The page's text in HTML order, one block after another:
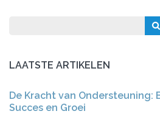
LAATSTE ARTIKELEN
De Kracht van Ondersteuning:
Succes en Groei